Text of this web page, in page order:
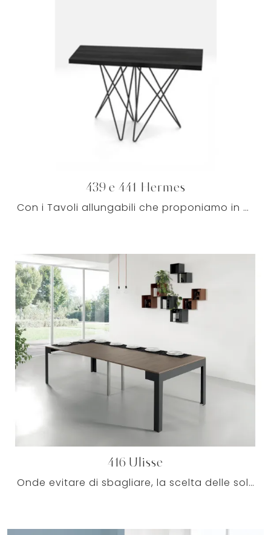
439 e 441 Hermes
Con i Tavoli allungabili che proponiamo in negozio, potrai toccare con mano le più originali soluzioni Pezzani e trovare quella che fa al caso tuo.
416 Ulisse
Onde evitare di sbagliare, la scelta delle soluzioni ideali per te deve tenere in considerazione stile dell'arredo, dimensioni del locale e funzioni ...